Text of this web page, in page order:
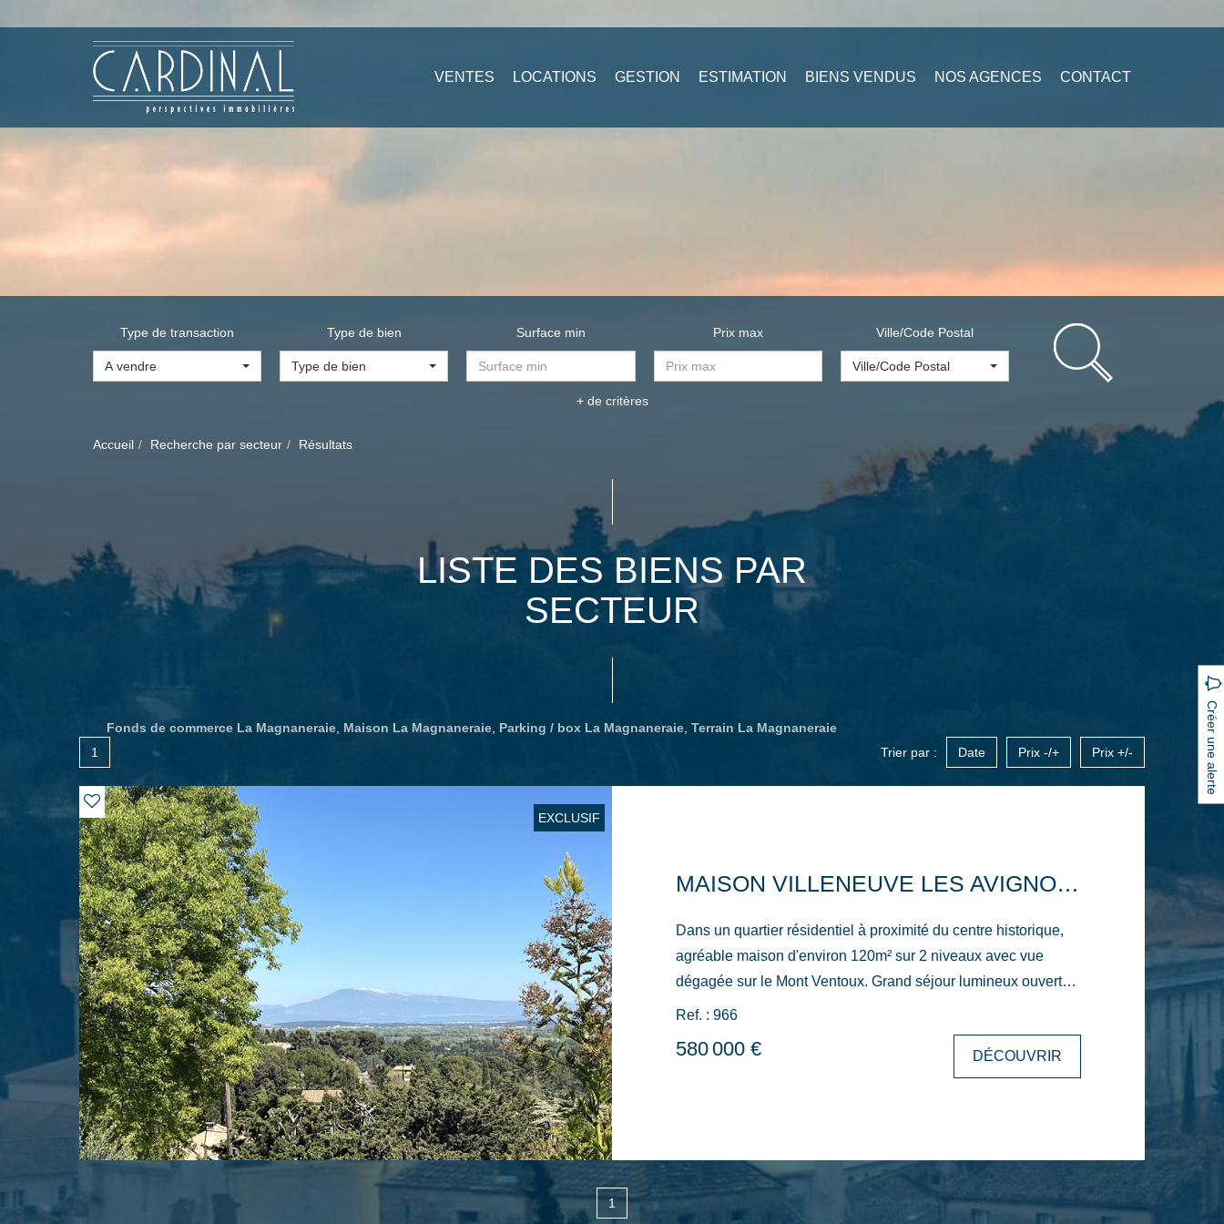
VENTES LOCATIONS GESTION ESTIMATION BIENS VENDUS NOS AGENCES CONTACT
Type de transaction
A vendre
Type de bien
Type de bien
Surface min Prix max Ville/Code Postal
Ville/Code Postal
+ de critères
Accueil Recherche par secteur Résultats
LISTE DES BIENS PAR
SECTEUR
Fonds de commerce La Magnaneraie Maison La Magnaneraie Parking / box La Magnaneraie Terrain La Magnaneraie Créer une alerte
1 Trier par : Date Prix -/+ Prix +/-
EXCLUSIF
MAISON VILLENEUVE LES AVIGNON 5 PIÈCE(S) 122 M2
Dans un quartier résidentiel à proximité du centre historique,
agréable maison d'environ 120m² sur 2 niveaux avec vue
dégagée sur le Mont Ventoux. Grand séjour lumineux ouvert
sur une agréable terrasse carrelée, cuisine ouverte intégrée, 4
chambres dont 2 au rez-de-chaussée, 2 salle de bains.
Atelier/buanderie au sous-sol d'environ 45 m², piscine, portail
automatique...Aménagements récents: Climatisation, cuisine
Ref. : 966
580 000 € DÉCOUVRIR
1